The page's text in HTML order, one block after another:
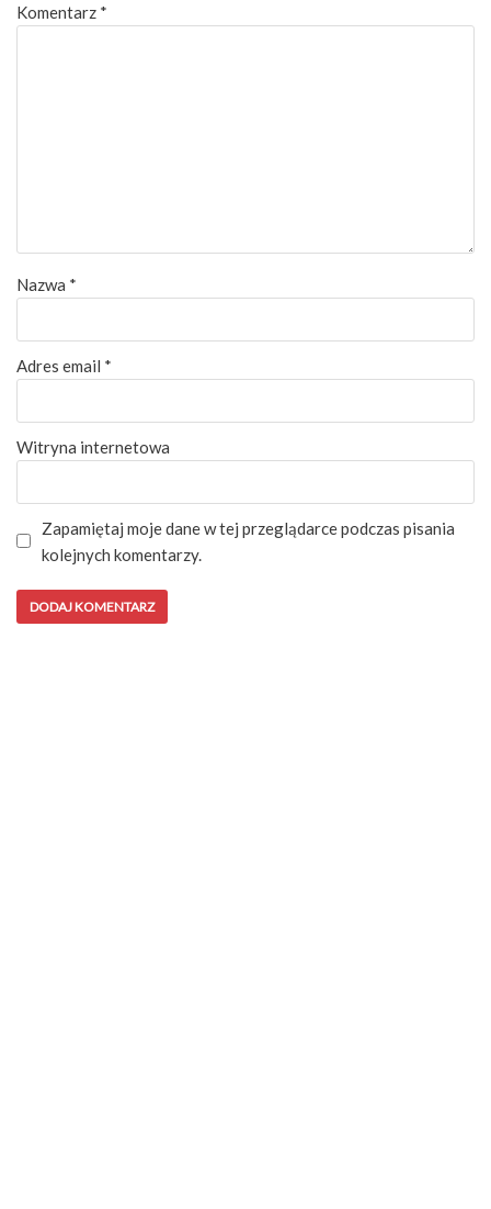
Komentarz *
Nazwa *
Adres email *
Witryna internetowa
Zapamiętaj moje dane w tej przeglądarce podczas pisania
kolejnych komentarzy.